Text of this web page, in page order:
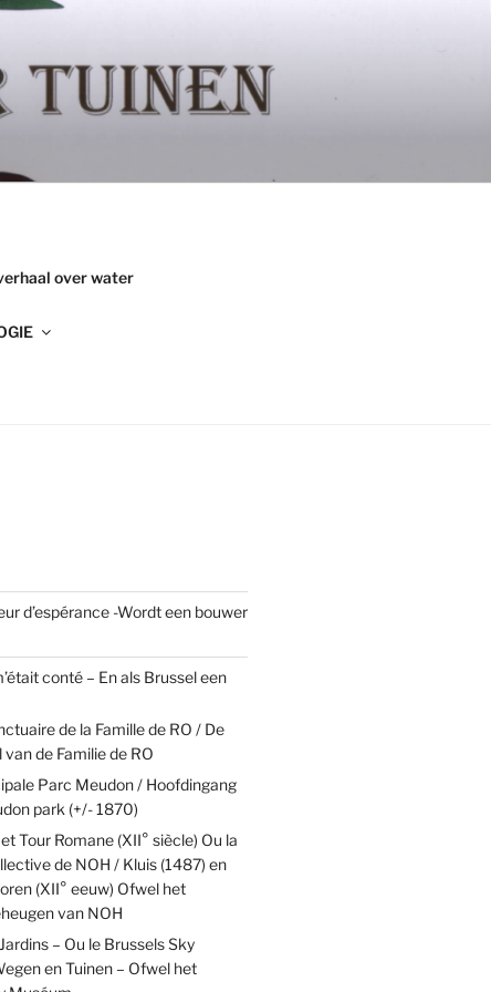
over water
d’espérance -Wordt een bouwer
conté – En als Brussel een
de la Famille de RO / De
van de Familie de RO
Parc Meudon / Hoofdingang
park (+/- 1870)
Tour Romane (XII° siècle) Ou la
de NOH / Kluis (1487) en
(XII° eeuw) Ofwel het
van NOH
– Ou le Brussels Sky
en Tuinen – Ofwel het